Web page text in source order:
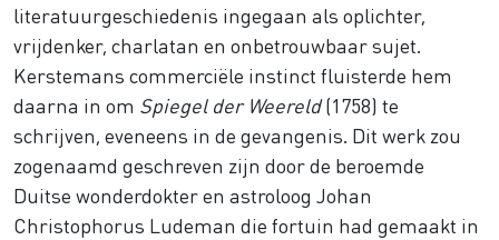
literatuurgeschiedenis ingegaan als oplichter,
vrijdenker, charlatan en onbetrouwbaar sujet.
Kerstemans commerciële instinct fluisterde hem
daarna in om Spiegel der Weereld(1758) te
schrijven, eveneens in de gevangenis. Dit werk zou
zogenaamd geschreven zijn door de beroemde
Duitse wonderdokter en astroloog Johan
Christophorus Ludeman die fortuin had gemaakt in